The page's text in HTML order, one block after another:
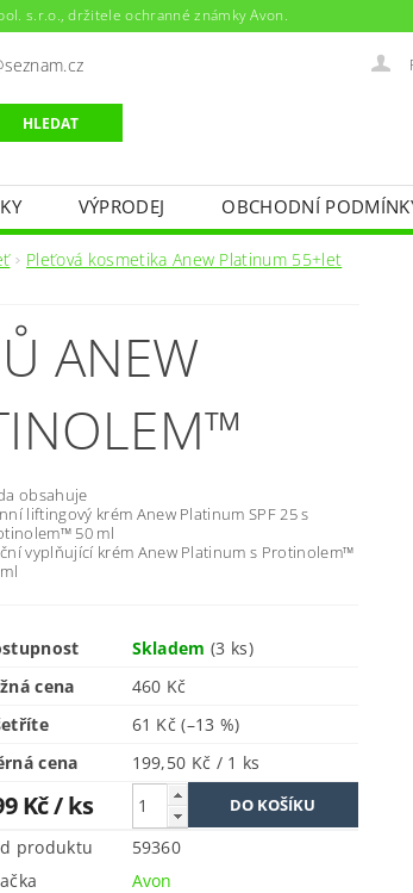
s.r.o., držitele ochranné známky Avon.
VÝPRODEJ
OBCHODNÍ
Pleťová kosmetika Anew Platinum 55+let
ANEW
obsahuje
liftingový krém Anew Platinum SPF 25 s
50 ml
vyplňující krém Anew Platinum s Protinolem™
Skladem(3 ks)
cena
460 Kč
61 Kč(–13 %)
cena
199,50 Kč / 1 ks
Kč/ ks
produktu
59360
Avon